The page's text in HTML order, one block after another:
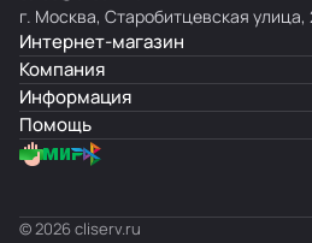
г. Москва, Старобитцевская
Интернет-магазин
Компания
Информация
Помощь
© 2026 cliserv.ru